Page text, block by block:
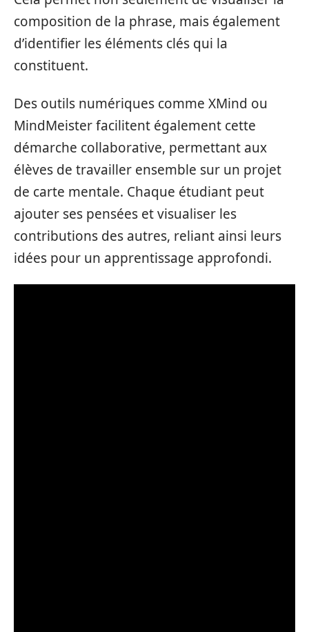
composition de la phrase, mais également
d’identifier les éléments clés qui la
constituent.
Des outils numériques comme XMind ou
MindMeister facilitent également cette
démarche collaborative, permettant aux
élèves de travailler ensemble sur un projet
de carte mentale. Chaque étudiant peut
ajouter ses pensées et visualiser les
contributions des autres, reliant ainsi leurs
idées pour un apprentissage approfondi.